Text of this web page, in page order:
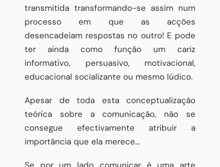
transmitida transformando-se assim num
processo em que as acções
desencadeiam respostas no outro! E pode
ter ainda como função um cariz
informativo, persuasivo, motivacional,
educacional socializante ou mesmo lúdico.
Apesar de toda esta conceptualização
teórica sobre a comunicação, não se
consegue efectivamente atribuir a
importância que ela merece…